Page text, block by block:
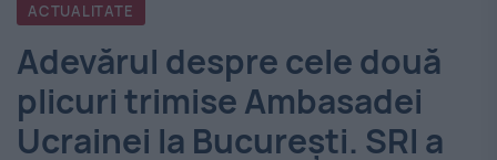
România
-
Evenimentul
Zilei
ACTUALITATE
Adevărul despre cele două
plicuri trimise Ambasadei
Ucrainei la București. SRI a